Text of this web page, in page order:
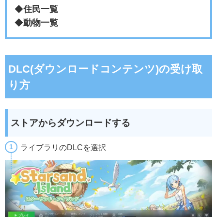
◆住民一覧
◆動物一覧
DLC(ダウンロードコンテンツ)の受け取
り方
ストアからダウンロードする
ライブラリのDLCを選択